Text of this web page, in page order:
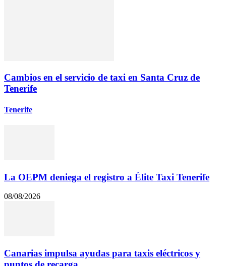
Cambios en el servicio de taxi en Santa Cruz de
Tenerife
Tenerife
La OEPM deniega el registro a Élite Taxi Tenerife
08/08/2026
Canarias impulsa ayudas para taxis eléctricos y